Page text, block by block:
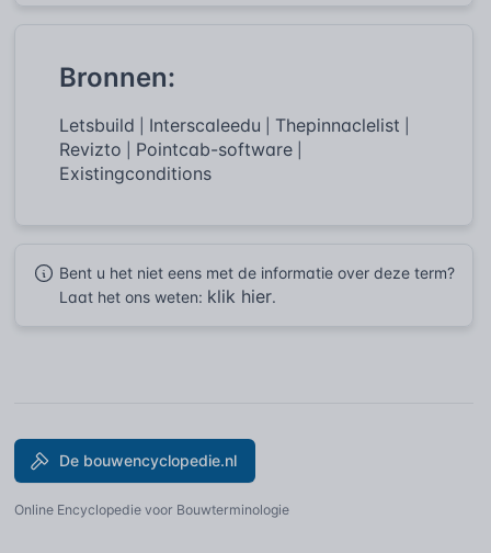
Bronnen:
Letsbuild Interscaleedu Thepinnaclelist
Revizto Pointcab-software
Existingconditions
Bent u het niet eens met de informatie over deze term?
Laat het ons weten: klik hier.
De bouwencyclopedie.nl
Online Encyclopedie voor Bouwterminologie